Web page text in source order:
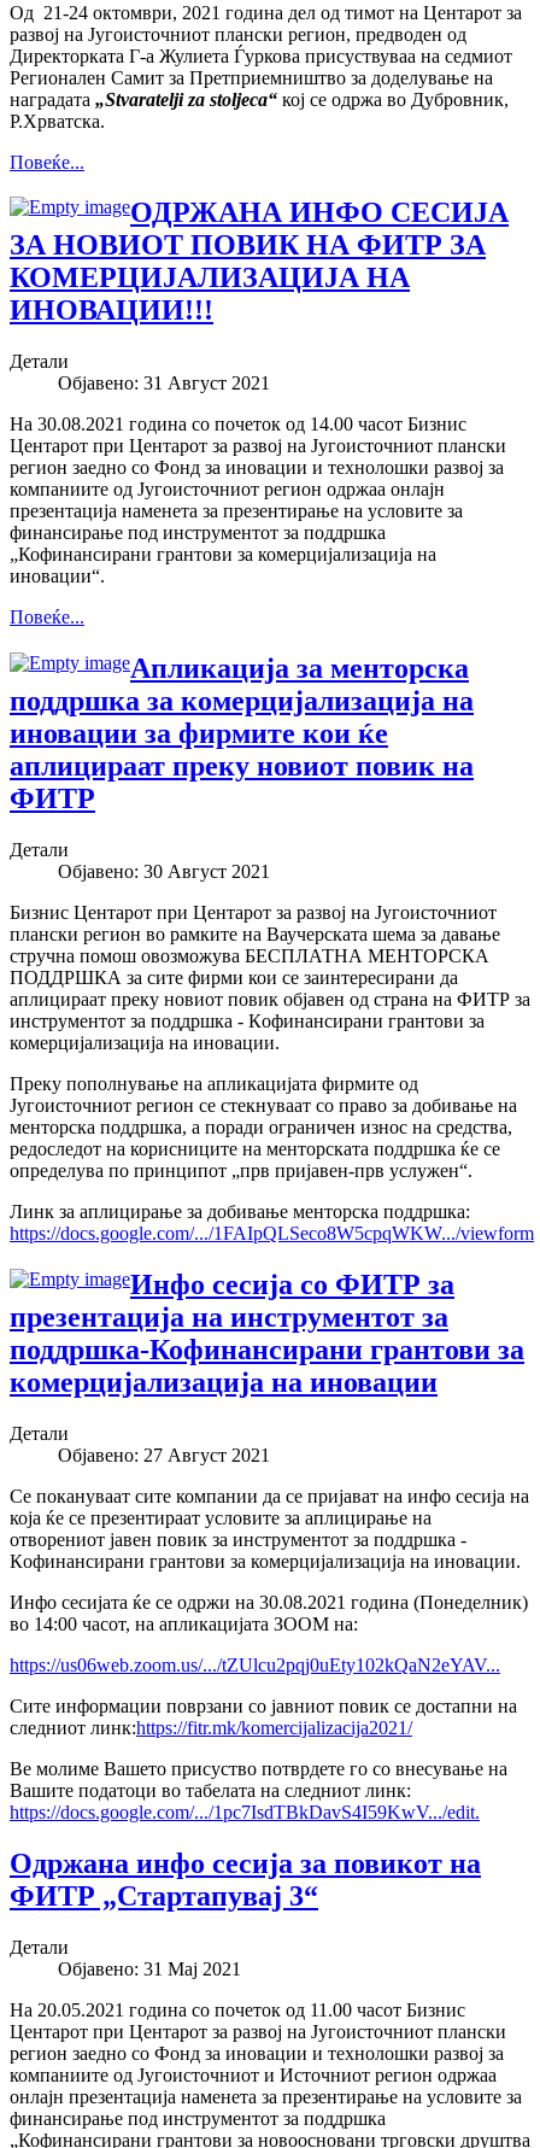
Од 21-24 октомври, 2021 година дел од тимот на Центарот за
развој на Југоисточниот плански регион, предводен од
Директорката Г-а Жулиета Ѓуркова присуствуваа на седмиот
Регионален Самит за Претприемништво за доделување на
наградата „Stvaratelji za stoljeca“ кој се одржа во Дубровник,
Р.Хрватска.
Повеќе...
ОДРЖАНА ИНФО СЕСИЈА
ЗА НОВИОТ ПОВИК НА ФИТР ЗА
КОМЕРЦИЈАЛИЗАЦИЈА НА
ИНОВАЦИИ!!!
Детали
Објавено: 31 Август 2021
На 30.08.2021 година со почеток од 14.00 часот Бизнис
Центарот при Центарот за развој на Југоисточниот плански
регион заедно со Фонд за иновации и технолошки развој за
компаниите од Југоисточниот регион одржаа онлајн
презентација наменета за презентирање на условите за
финансирање под инструментот за поддршка
„Кофинансирани грантови за комерцијализација на
иновации“.
Повеќе...
Апликација за менторска
поддршка за комерцијализација на
иновации за фирмите кои ќе
аплицираат преку новиот повик на
ФИТР
Детали
Објавено: 30 Август 2021
Бизнис Центарот при Центарот за развој на Југоисточниот
плански регион во рамките на Ваучерската шема за давање
стручна помош овозможува БЕСПЛАТНА МЕНТОРСКА
ПОДДРШКА за сите фирми кои се заинтересирани да
аплицираат преку новиот повик објавен од страна на ФИТР за
инструментот за поддршка - Кoфинансирани грантови за
комерцијализација на иновации.
Преку пополнување на апликацијата фирмите од
Југоисточниот регион се стекнуваат со право за добивање на
менторска поддршка, а поради ограничен износ на средства,
редоследот на корисниците на менторската поддршка ќе се
определува по принципот „прв пријавен-прв услужен“.
Линк за аплицирање за добивање менторска поддршка:
https://docs.google.com/.../1FAIpQLSeco8W5cpqWKW.../viewform
Инфо сесија со ФИТР за
презентација на инструментот за
поддршка-Кофинансирани грантови за
комерцијализација на иновации
Детали
Објавено: 27 Август 2021
Се покануваат сите компании да се пријават на инфо сесија на
која ќе се презентираат условите за аплицирање на
отворениот јавен повик за инструментот за поддршка -
Кoфинансирани грантови за комерцијализација на иновации.
Инфо сесијата ќе се одржи на 30.08.2021 година (Понеделник)
во 14:00 часот, на апликацијата ЗООМ на:
https://us06web.zoom.us/.../tZUlcu2pqj0uEty102kQaN2eYAV...
Сите информации поврзани со јавниот повик се достапни на
следниот линк:https://fitr.mk/komercijalizacija2021/
Ве молиме Вашето присуство потврдете го со внесување на
Вашите податоци во табелата на следниот линк:
https://docs.google.com/.../1pc7IsdTBkDavS4I59KwV.../edit.
Одржана инфо сесија за повикот на
ФИТР „Стартапувај 3“
Детали
Објавено: 31 Мај 2021
На 20.05.2021 година со почеток од 11.00 часот Бизнис
Центарот при Центарот за развој на Југоисточниот плански
регион заедно со Фонд за иновации и технолошки развој за
компаниите од Југоисточниот и Источниот регион одржаа
онлајн презентација наменета за презентирање на условите за
финансирање под инструментот за поддршка
„Кофинансирани грантови за новоосновани трговски друштва